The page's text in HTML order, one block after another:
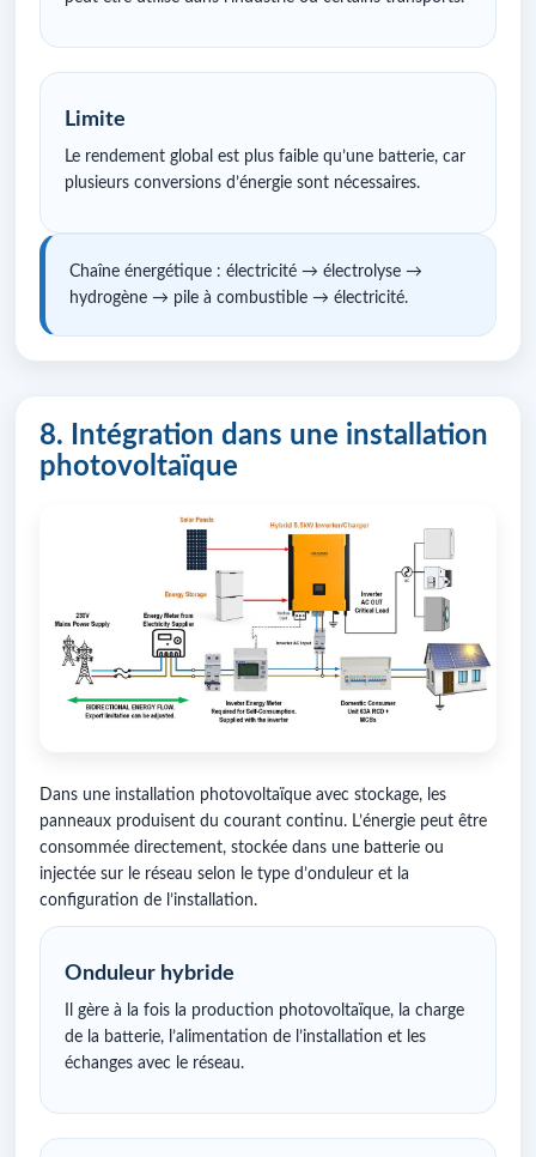
Limite
Le rendement global est plus faible qu’une batterie, car
plusieurs conversions d’énergie sont nécessaires.
Chaîne énergétique : électricité → électrolyse →
hydrogène → pile à combustible → électricité.
8. Intégration dans une installation
photovoltaïque
Dans une installation photovoltaïque avec stockage, les
panneaux produisent du courant continu. L’énergie peut être
consommée directement, stockée dans une batterie ou
injectée sur le réseau selon le type d’onduleur et la
configuration de l’installation.
Onduleur hybride
Il gère à la fois la production photovoltaïque, la charge
de la batterie, l’alimentation de l’installation et les
échanges avec le réseau.